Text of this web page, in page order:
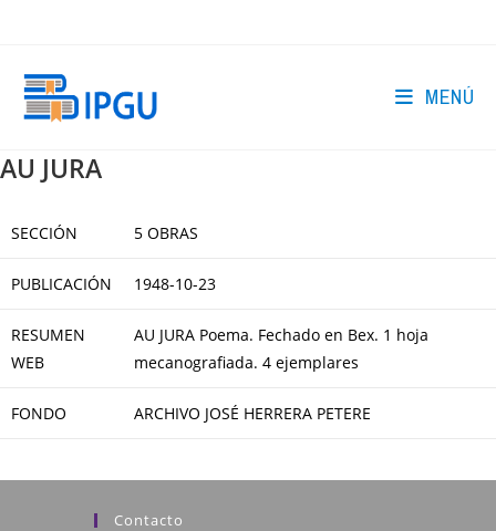
MENÚ
AU JURA
SECCIÓN 5 OBRAS
PUBLICACIÓN 1948-10-23
RESUMEN
WEB
AU JURA Poema. Fechado en Bex. 1 hoja
mecanografiada. 4 ejemplares
FONDO ARCHIVO JOSÉ HERRERA PETERE
Contacto